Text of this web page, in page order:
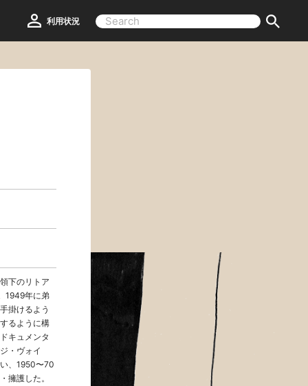
利用状況
下のリトア
1949年に弟
掛けるよう
るように構
キュメンタ
・ヴォイ
、1950〜70
擁護した。